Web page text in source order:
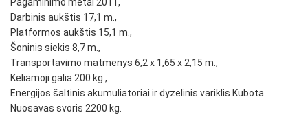
Pagaminimo metai 2011,
Darbinis aukštis 17,1 m.,
Platformos aukštis 15,1 m.,
Šoninis siekis 8,7 m.,
Transportavimo matmenys 6,2 x 1,65 x 2,15 m.,
Keliamoji galia 200 kg.,
Energijos šaltinis akumuliatoriai ir dyzelinis variklis Kubota
Nuosavas svoris 2200 kg.